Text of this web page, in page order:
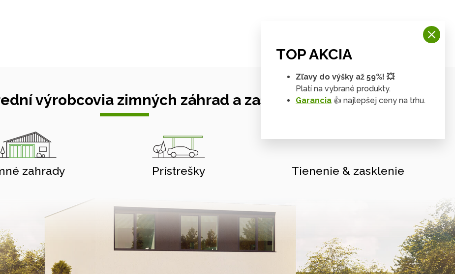
výrobcovia zimných záhrad a zastrešení
zahrady Prístrešky Tienenie & zasklenie
TOP AKCIA
Zľavy do výšky až 59%! 💥
Platí na vybrané produkty.
Garancia 👍 najlepšej ceny na trhu.